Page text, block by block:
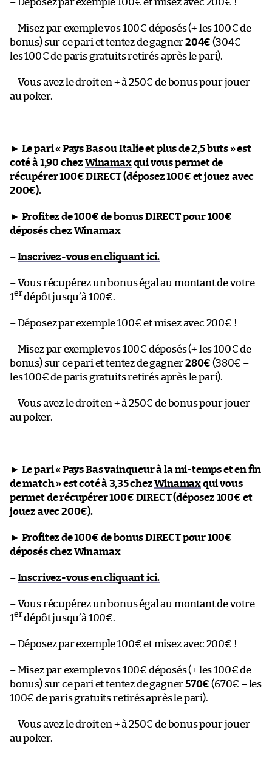
– Misez par exemple vos 100€ déposés (+ les 100€ de
bonus) sur ce pari et tentez de gagner204€ (304€ –
les 100€ de paris gratuits retirés après le pari).
– Vous avez le droit en + à 250€ de bonus pour jouer
au poker.
► Le pari « Pays Bas ou Italie et plus de 2,5 buts » est
coté à 1,90 chez Winamaxqui vous permet de
récupérer 100€ DIRECT (déposez 100€ et jouez avec
200€).
► Profitez de 100€ de bonus DIRECT pour 100€
déposés chez Winamax
–Inscrivez-vous en cliquant ici.
– Vous récupérez un bonus égal au montant de votre
1erdépôt jusqu’à 100€.
– Déposez par exemple 100€ et misez avec 200€ !
– Misez par exemple vos 100€ déposés (+ les 100€ de
bonus) sur ce pari et tentez de gagner280€ (380€ –
les 100€ de paris gratuits retirés après le pari).
– Vous avez le droit en + à 250€ de bonus pour jouer
au poker.
► Le pari « Pays Bas vainqueur à la mi-temps et en fin
de match » est coté à 3,35 chezWinamaxqui vous
permet de récupérer 100€ DIRECT (déposez 100€ et
jouez avec 200€).
► Profitez de 100€ de bonus DIRECT pour 100€
déposés chez Winamax
–Inscrivez-vous en cliquant ici.
– Vous récupérez un bonus égal au montant de votre
1erdépôt jusqu’à 100€.
– Déposez par exemple 100€ et misez avec 200€ !
– Misez par exemple vos 100€ déposés (+ les 100€ de
bonus) sur ce pari et tentez de gagner570€ (670€ – les
100€ de paris gratuits retirés après le pari).
– Vous avez le droit en + à 250€ de bonus pour jouer
au poker.